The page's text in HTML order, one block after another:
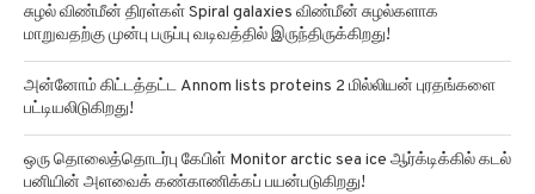
சுழல் விண்மீன் திரள்கள் Spiral galaxies விண்மீன் சுழல்களாக
மாறுவதற்கு முன்பு பருப்பு வடிவத்தில் இருந்திருக்கிறது!
அன்னோம் கிட்டத்தட்ட Annom lists proteins 2 மில்லியன் புரதங்களை
பட்டியலிடுகிறது!
ஒரு தொலைத்தொடர்பு கேபிள் Monitor arctic sea ice ஆர்க்டிக்கில் கடல்
பனியின் அளவைக் கண்காணிக்கப் பயன்படுகிறது!